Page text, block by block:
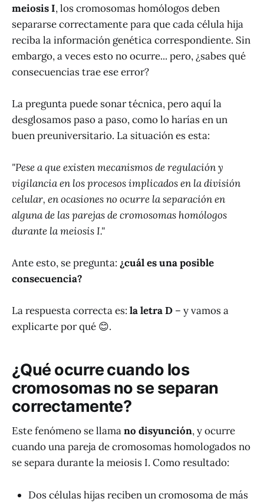
meiosis I, los cromosomas homólogos deben
separarse correctamente para que cada célula hija
reciba la información genética correspondiente. Sin
embargo, a veces esto no ocurre... pero, ¿sabes qué
consecuencias trae ese error?
La pregunta puede sonar técnica, pero aquí la
desglosamos paso a paso, como lo harías en un
buen preuniversitario. La situación es esta:
"Pese a que existen mecanismos de regulación y
vigilancia en los procesos implicados en la división
celular, en ocasiones no ocurre la separación en
alguna de las parejas de cromosomas homólogos
durante la meiosis I."
Ante esto, se pregunta: ¿cuál es una posible
consecuencia?
La respuesta correcta es: la letra D – y vamos a
explicarte por qué 😊.
¿Qué ocurre cuando los
cromosomas no se separan
correctamente?
Este fenómeno se llamano disyunción, y ocurre
cuando una pareja de cromosomas homologados no
se separa durante la meiosis I. Como resultado:
Dos células hijas reciben un cromosoma de más